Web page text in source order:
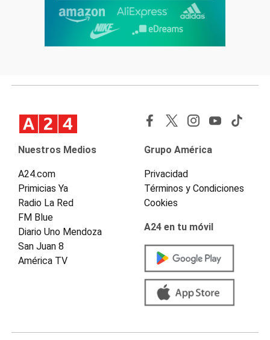
Nuestros Medios
A24.com
Primicias Ya
Radio La Red
FM Blue
Diario Uno Mendoza
San Juan 8
América TV
Grupo América
Privacidad
Términos y Condiciones
Cookies
A24 en tu móvil